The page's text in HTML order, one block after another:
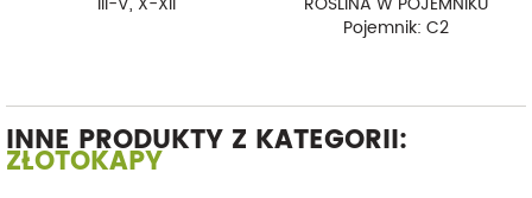
Pojemnik: C2
INNE PRODUKTY Z KATEGORII:
ZŁOTOKAPY